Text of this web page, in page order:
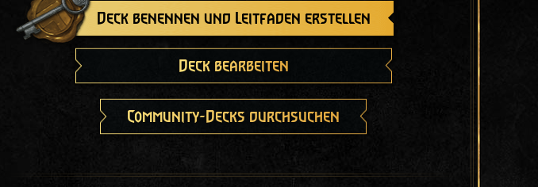
Deck benennen und Leitfaden erstellen
Deck bearbeiten
Community-Decks durchsuchen